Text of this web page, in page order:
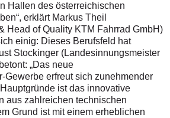
Hallen des österreichischen
erklärt Markus Theil
Head of Quality KTM Fahrrad GmbH)
einig: Dieses Berufsfeld hat
Stockinger (Landesinnungsmeister
„Das neue
Gewerbe erfreut sich zunehmender
ist das innovative
aus zahlreichen technischen
Grund ist mit einem erheblichen